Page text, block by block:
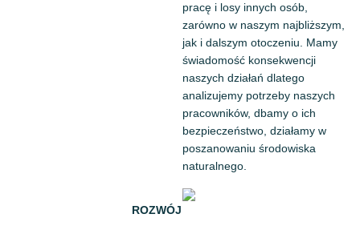
pracę i losy innych osób,
zarówno w naszym najbliższym,
jak i dalszym otoczeniu. Mamy
świadomość konsekwencji
naszych działań dlatego
analizujemy potrzeby naszych
pracowników, dbamy o ich
bezpieczeństwo, działamy w
poszanowaniu środowiska
naturalnego.
ROZWÓJ